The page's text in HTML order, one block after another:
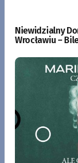
Niewidzialny
Wrocławiu –